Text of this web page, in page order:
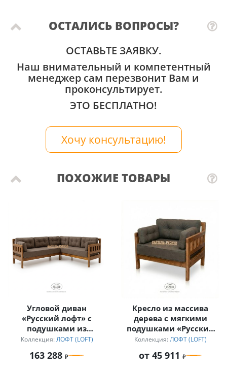
ОСТАЛИСЬ ВОПРОСЫ?
ОСТАВЬТЕ ЗАЯВКУ.
Наш внимательный и компетентный
менеджер сам перезвонит Вам и
проконсультирует.
ЭТО БЕСПЛАТНО!
Хочу консультацию!
ПОХОЖИЕ ТОВАРЫ
Угловой диван
«Русский лофт» с
подушками из
непромокаемой ткани
Коллекция: ЛОФТ (LOFT)
163 288
Кресло из массива
дерева с мягкими
подушками «Русский
лофт»
Коллекция: ЛОФТ (LOFT)
от 45 911